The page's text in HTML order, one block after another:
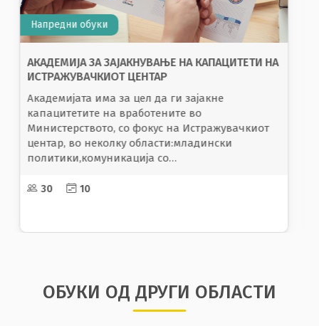
Напредни обуки
ШКОЛА ЗА РОДОВА ЕДНАКВОСТ
30 4
ОБУКИ ОД ДРУГИ ОБЛАСТИ